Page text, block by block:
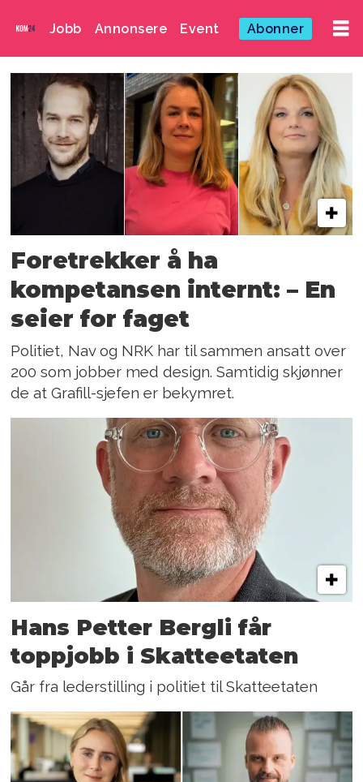
Jobb Annonsere Event Abonner
Emne:
politiet
Foretrekker å ha
kompetansen internt: – En
seier for faget
Politiet, Nav og NRK har til sammen ansatt over
200 som jobber med design. Samtidig skjønner
de at Grafill-sjefen er bekymret.
Hans Petter Bergli får
toppjobb i Skatteetaten
Går fra lederstilling i politiet til Skatteetaten